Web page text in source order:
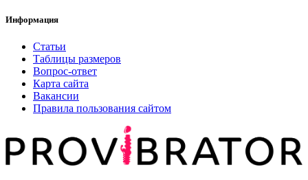
Информация
Статьи
Таблицы размеров
Вопрос-ответ
Карта сайта
Вакансии
Правила пользования сайтом